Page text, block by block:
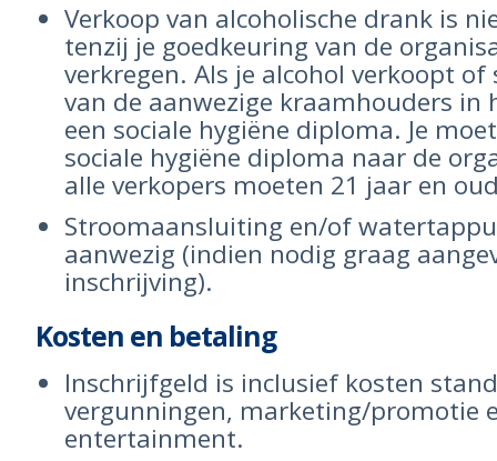
Verkoop van alcoholische drank is
tenzij je goedkeuring van de
verkregen. Als je alcohol verkoopt
van de aanwezige kraamhouders in
een sociale hygiëne diploma. Je
sociale hygiëne diploma naar de
alle verkopers moeten 21 jaar en
Stroomaansluiting en/of
aanwezig (indien nodig graag
inschrijving).
Kosten en betaling
Inschrijfgeld is inclusief kosten
vergunningen, marketing/promotie
entertainment.